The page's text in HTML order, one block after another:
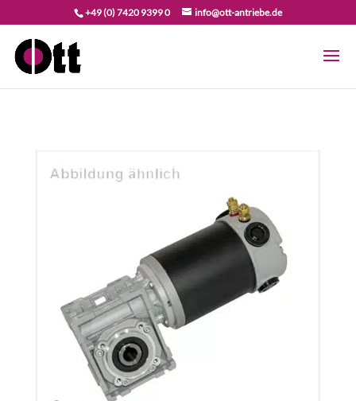
+49 (0) 7420 9399 0 info@ott-antriebe.de